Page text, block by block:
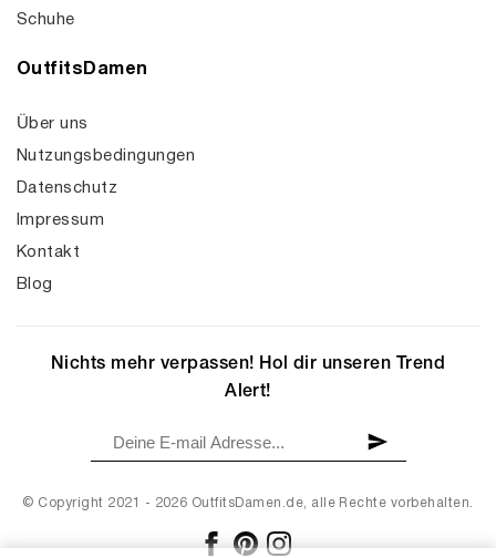
Schuhe
OutfitsDamen
Über uns
Nutzungsbedingungen
Datenschutz
Impressum
Kontakt
Blog
© Copyright 2021 - 2026 OutfitsDamen.de, alle Rechte vorbehalten.
Nichts mehr verpassen! Hol dir unseren Trend
Alert!